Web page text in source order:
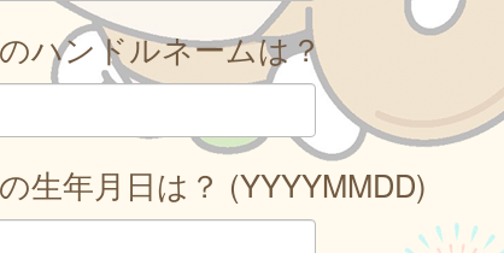
ハンドルネームは？
生年月日は？ (YYYYMMDD)